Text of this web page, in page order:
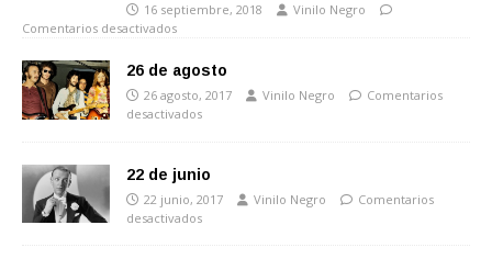
16 septiembre, 2018
Vinilo Negro
Comentarios desactivados
26 de agosto
26 agosto, 2017 Vinilo Negro
Comentarios
desactivados
22 de junio
22 junio, 2017 Vinilo Negro
Comentarios
desactivados